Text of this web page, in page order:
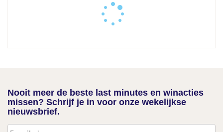
Nooit meer de beste last minutes en winacties
missen? Schrijf je in voor onze wekelijkse
nieuwsbrief.